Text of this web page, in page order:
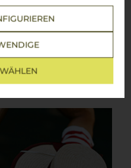
stehtProseccofür
Lebensfreude. Ob als
zum Feiern besonderer
einsetzbar und ideal für
in den malerischen Hügeln